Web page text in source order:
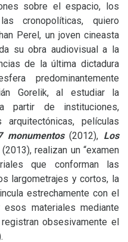
sobre el espacio, los
cronopolíticas, quiero
Perel, un joven cineasta
su obra audiovisual a la
de la última dictadura
predominantemente
Gorelik, al estudiar la
partir de instituciones,
películas
monumentos(2012), Los
realizan un “examen
que conforman las
largometrajes y cortos, la
estrechamente con el
materiales mediante
obsesivamente el